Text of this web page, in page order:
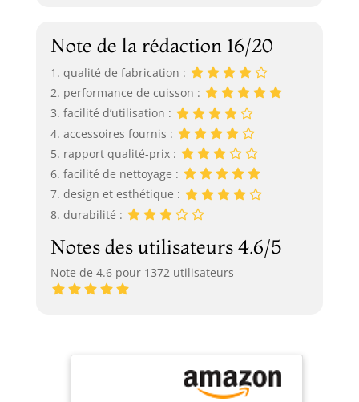
Note de la rédaction 16/20
1. qualité de fabrication :
2. performance de cuisson :
3. facilité d’utilisation :
4. accessoires fournis :
5. rapport qualité-prix :
6. facilité de nettoyage :
7. design et esthétique :
8. durabilité :
Notes des utilisateurs 4.6/5
Note de 4.6 pour 1372 utilisateurs